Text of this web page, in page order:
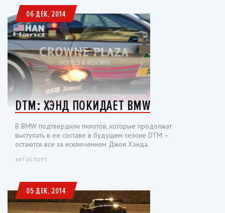
06 ДЕК, 2014
DTM: ХЭНД ПОКИДАЕТ BMW
В BMW подтвердили пилотов, которые продолжат
выступать в ее составе в будущем сезоне DTM –
остаются все за исключением Джоя Хэнда.
АВТОСПОРТ
05 ДЕК, 2014